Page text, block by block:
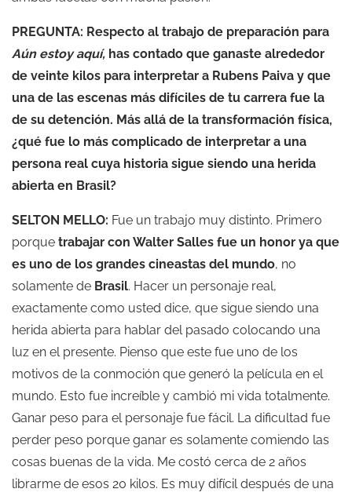
PREGUNTA: Respecto al trabajo de preparación para
Aún estoy aquí, has contado que ganaste alrededor
de veinte kilos para interpretar a Rubens Paiva y que
una de las escenas más difíciles de tu carrera fue la
de su detención. Más allá de la transformación física,
¿qué fue lo más complicado de interpretar a una
persona real cuya historia sigue siendo una herida
abierta en Brasil?
SELTON MELLO: Fue un trabajo muy distinto. Primero
porque trabajar con Walter Salles fue un honor ya que
es uno de los grandes cineastas del mundo, no
solamente de Brasil. Hacer un personaje real,
exactamente como usted dice, que sigue siendo una
herida abierta para hablar del pasado colocando una
luz en el presente. Pienso que este fue uno de los
motivos de la conmoción que generó la película en el
mundo. Esto fue increíble y cambió mi vida totalmente.
Ganar peso para el personaje fue fácil. La dificultad fue
perder peso porque ganar es solamente comiendo las
cosas buenas de la vida. Me costó cerca de 2 años
librarme de esos 20 kilos. Es muy difícil después de una